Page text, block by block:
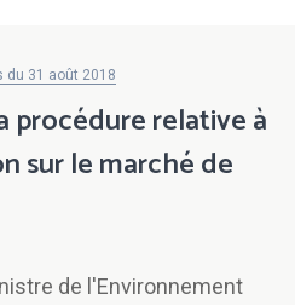
du 31 août 2018
procédure relative à
sur le marché de
de l'Environnement